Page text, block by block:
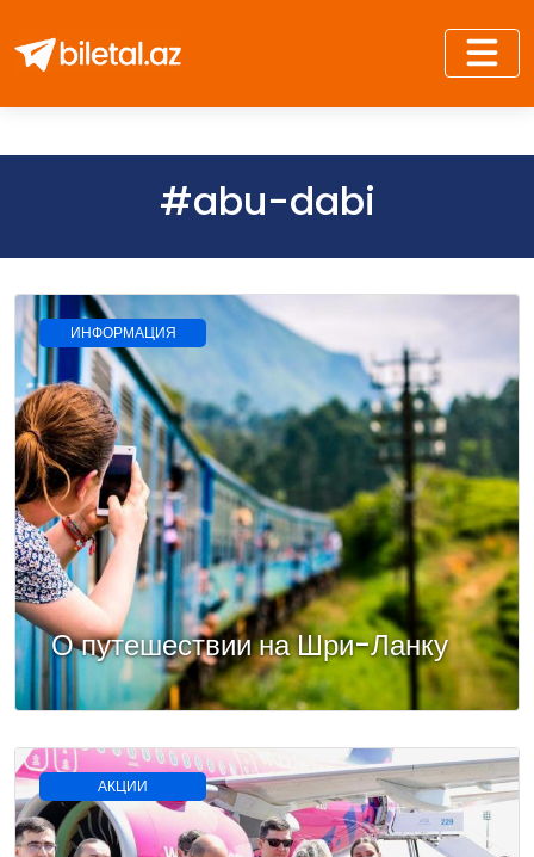
#abu-dabi
ИНФОРМАЦИЯ
О путешествии на Шри-Ланку
АКЦИИ